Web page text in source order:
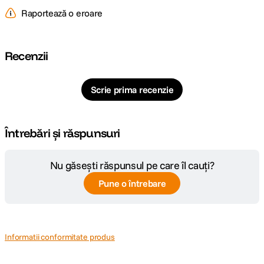
Raport marire
f/2.8
DIMENSIUNE / GREUTATE:
Lungime 117 mm
Raportează o eroare
Recenzii
Scrie prima recenzie
Întrebări și răspunsuri
Nu găsești răspunsul pe care îl cauți?
Pune o întrebare
Informatii conformitate produs